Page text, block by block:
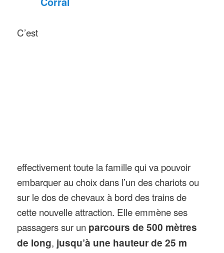
C’est
effectivement toute la famille qui va pouvoir
embarquer au choix dans l’un des chariots ou
sur le dos de chevaux à bord des trains de
cette nouvelle attraction. Elle emmène ses
passagers sur un parcours de 500 mètres
de long, jusqu’à une hauteur de 25 m